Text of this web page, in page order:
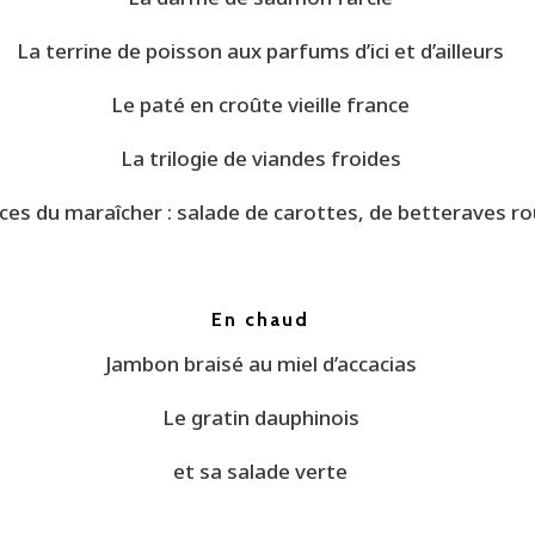
La terrine de poisson aux parfums d’ici et d’ailleurs
Le paté en croûte vieille france
La trilogie de viandes froides
du maraîcher : salade de carottes, de betteraves
En chaud
Jambon braisé au miel d’accacias
Le gratin dauphinois
et sa salade verte